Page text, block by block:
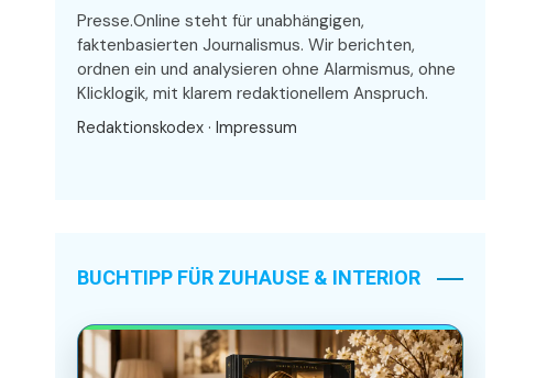
Presse.Online steht für unabhängigen,
faktenbasierten Journalismus. Wir berichten,
ordnen ein und analysieren ohne Alarmismus, ohne
Klicklogik, mit klarem redaktionellem Anspruch.
Redaktionskodex · Impressum
BUCHTIPP FÜR ZUHAUSE & INTERIOR